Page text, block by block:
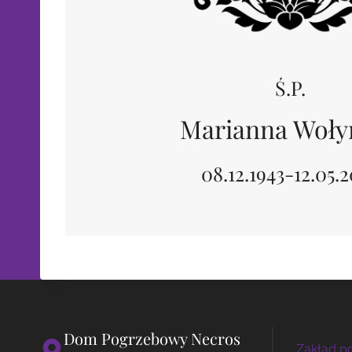
Ś.P.
Marianna
08.12.1943-
Dom Pogrzebowy Necros